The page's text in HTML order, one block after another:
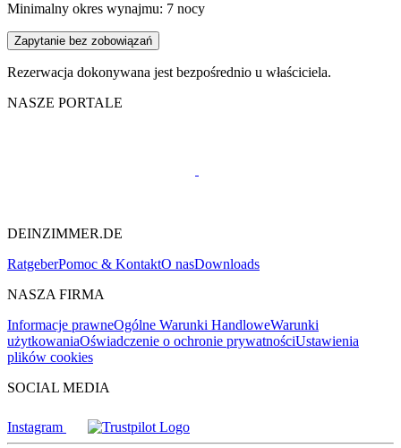
Minimalny okres wynajmu: 7 nocy
Zapytanie bez zobowiązań
Rezerwacja dokonywana jest bezpośrednio u właściciela.
NASZE PORTALE
DEINZIMMER.DE
RatgeberPomoc & KontaktO nasDownloads
NASZA FIRMA
Informacje prawneOgólne Warunki HandloweWarunki
użytkowaniaOświadczenie o ochronie prywatnościUstawienia
plików cookies
SOCIAL MEDIA
Instagram